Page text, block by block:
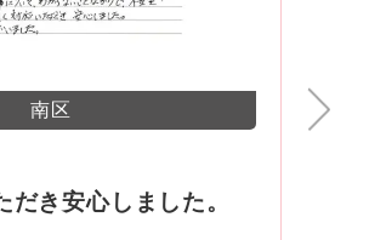
南区
だき安心しました。